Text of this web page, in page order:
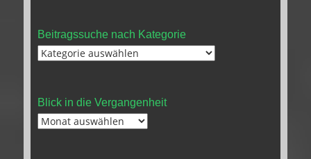
Beitragssuche nach Kategorie
Beitragssuche
Blick in die Vergangenheit
Blick